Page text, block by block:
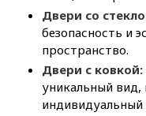
Двери со
безопасность и
пространство.
Двери с ковкой:
уникальный
индивидуальный